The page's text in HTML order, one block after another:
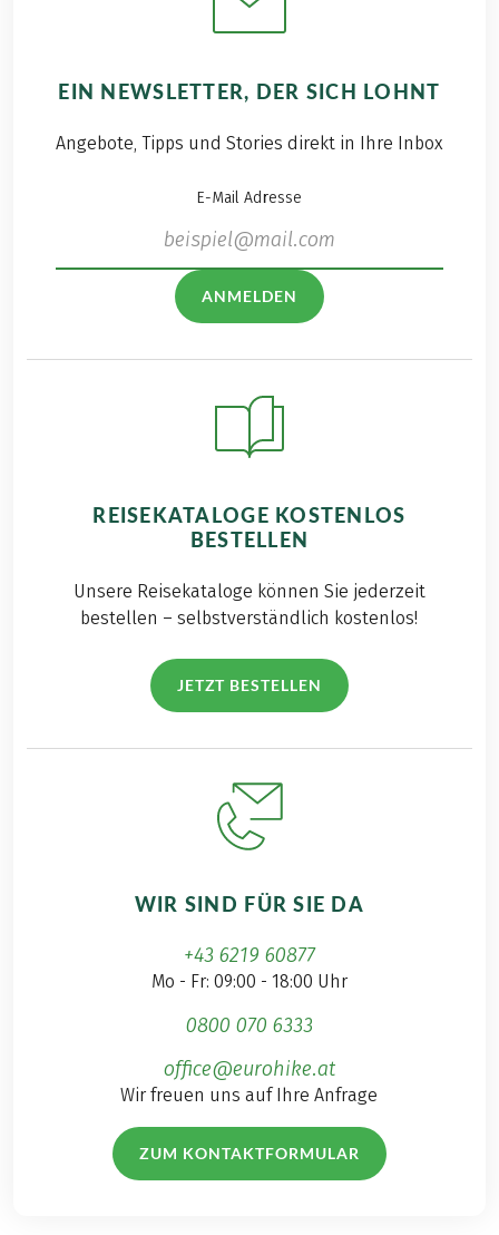
EIN NEWSLETTER, DER SICH LOHNT
Angebote, Tipps und Stories direkt in Ihre Inbox
E-Mail Adresse
ANMELDEN
REISEKATALOGE KOSTENLOS
BESTELLEN
Unsere Reisekataloge können Sie jederzeit
bestellen – selbstverständlich kostenlos!
JETZT BESTELLEN
WIR SIND FÜR SIE DA
+43 6219 60877
Mo - Fr: 09:00 - 18:00 Uhr
0800 070 6333
office@eurohike.at
Wir freuen uns auf Ihre Anfrage
ZUM KONTAKTFORMULAR